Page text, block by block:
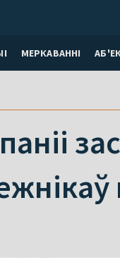
МЕРКАВАННI